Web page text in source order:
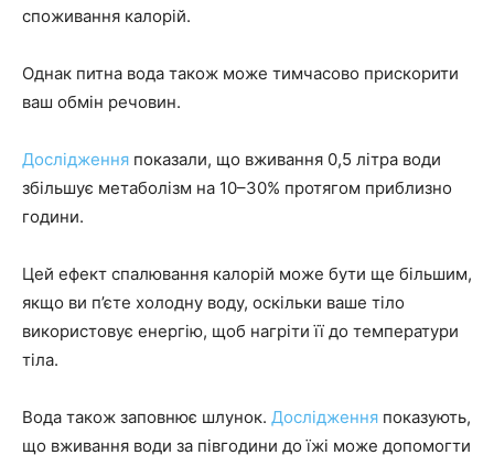
споживання калорій.
Однак питна вода також може тимчасово прискорити
ваш обмін речовин.
Дослідження показали, що вживання 0,5 літра води
збільшує метаболізм на 10–30% протягом приблизно
години.
Цей ефект спалювання калорій може бути ще більшим,
якщо ви п’єте холодну воду, оскільки ваше тіло
використовує енергію, щоб нагріти її до температури
тіла.
Вода також заповнює шлунок. Дослідження показують,
що вживання води за півгодини до їжі може допомогти